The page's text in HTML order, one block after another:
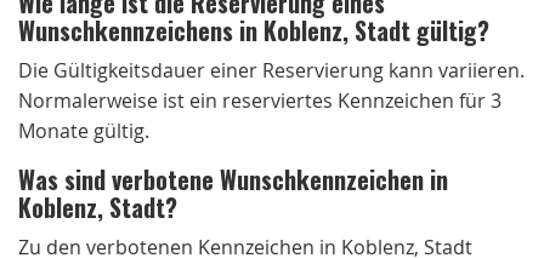
Wunschkennzeichens in Koblenz, Stadt gültig?
Die Gültigkeitsdauer einer Reservierung kann variieren.
Normalerweise ist ein reserviertes Kennzeichen für 3
Monate gültig.
Was sind verbotene Wunschkennzeichen in
Koblenz, Stadt?
Zu den verbotenen Kennzeichen in Koblenz, Stadt